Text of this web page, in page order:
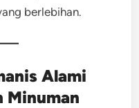
berlebihan.
Alami
Minuman